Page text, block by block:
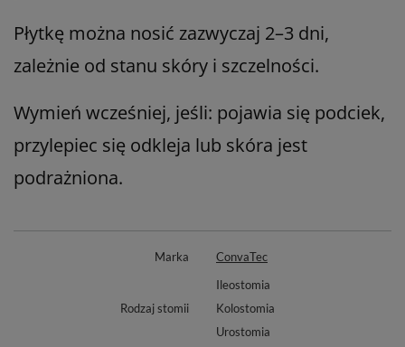
Płytkę można nosić zazwyczaj 2–3 dni,
zależnie od stanu skóry i szczelności.
Wymień wcześniej, jeśli: pojawia się podciek,
przylepiec się odkleja lub skóra jest
podrażniona.
Marka ConvaTec
Rodzaj stomii
Ileostomia
Kolostomia
Urostomia